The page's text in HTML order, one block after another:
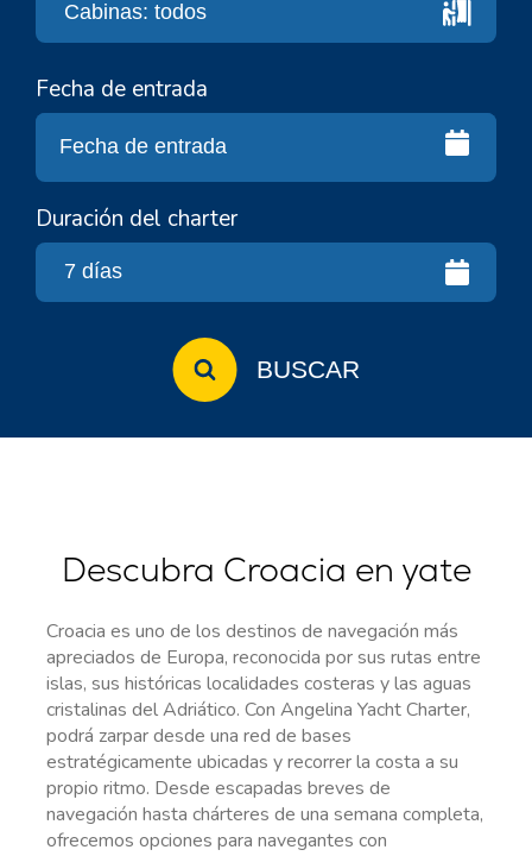
Fecha de entrada
Duración del charter
BUSCAR
Descubra Croacia en yate
Croacia es uno de los destinos de navegación más
apreciados de Europa, reconocida por sus rutas entre
islas, sus históricas localidades costeras y las aguas
cristalinas del Adriático. Con Angelina Yacht Charter,
podrá zarpar desde una red de bases
estratégicamente ubicadas y recorrer la costa a su
propio ritmo. Desde escapadas breves de
navegación hasta chárteres de una semana completa,
ofrecemos opciones para navegantes con